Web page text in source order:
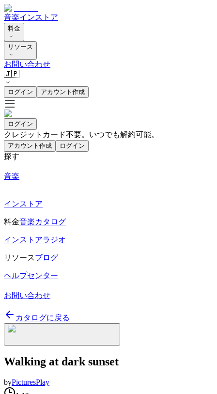
音楽インストア
料金
リソース
お問い合わせ
🇯🇵
ログイン アカウント作成
ログイン
クレジットカード不要。いつでも解約可能。
アカウント作成 ログイン
探す
音楽
インストア
料金音楽カタログ
インストアラジオ
リソースブログ
ヘルプセンター
お問い合わせ
カタログに戻る
Walking at dark sunset
byPicturesPlay